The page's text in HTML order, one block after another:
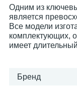
Одним из
является
Все модели
комплектующих,
имеет
Бренд